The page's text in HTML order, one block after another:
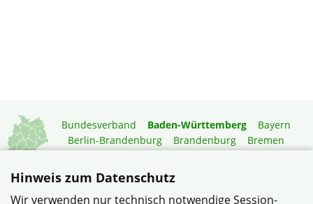
Bundesverband Baden-Württemberg
Bayern
Berlin-Brandenburg
Brandenburg
Bremen
Niedersachsen
Rheinland-Pfalz
Saarland
Hinweis zum Datenschutz
Wir verwenden nur technisch notwendige Session-